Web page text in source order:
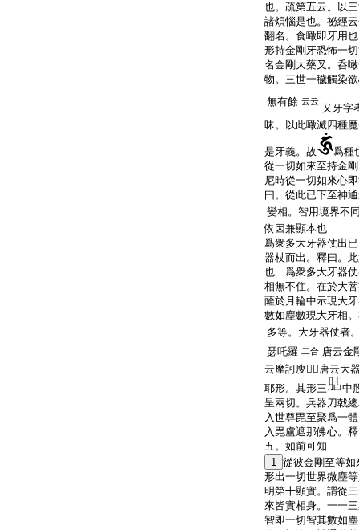
也。疏第五云。以
諸煩惱是也。祕經
翻名。食噉即牙用
形持金剛牙恐怖一
名金剛大藥叉。呑
物。三世一穢觸染
無有餘 云云
又牙字
昧。以此噉滅四種
是牙義。故
爲種
從一切如來至持金
尼時從一切如來心
曰。從此已下至神
變相。智用境界不
依因兼顯本也
爲衆多大牙器仗出
器杖而出。釋曰。
也 爲衆多大牙器仗
相無不住。在於大
薩於月輪中示現大
數如塵數現大牙相
多等。大牙器仗者
瑟吒羅 二合 唐云金
云摩訶廋𤙖。唐云大
耶形。其形三
中
呈兩切。兵器刀戟
入世尊毘至聚爲一
入毘盧遮那佛心。
五。如前可知
1 從彼金剛至等
形出一切世界微塵
明第十顯實。謂從
來皆實相身。一一
智即一切智其數如